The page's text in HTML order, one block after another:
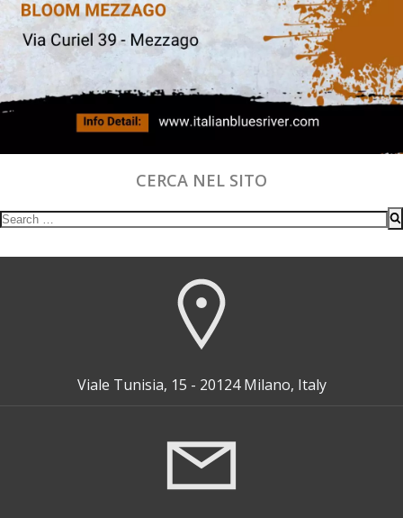
CERCA NEL SITO
Search
Viale Tunisia, 15 - 20124 Milano, Italy